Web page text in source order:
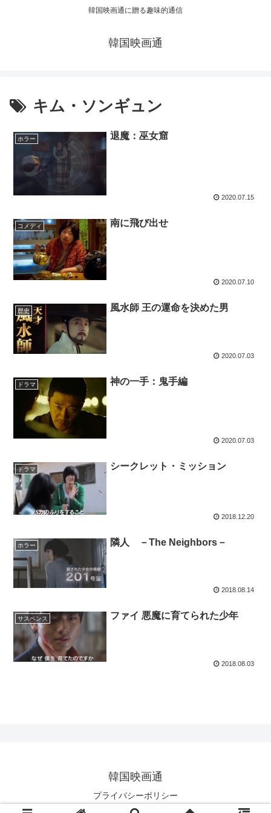
韓国映画通に贈る趣味的通信
韓国映画通
キム・ソンギュン
ホラー 退魔：巫女窟
2020.07.15
コメディ 南に飛び出せ
2020.07.10
歴史 風水師 王の運命を決めた男
2020.07.03
ドラマ 神の一手：鬼手編
2020.07.03
ドラマ シークレット・ミッション
2018.12.20
ホラー 隣人 －The Neighbors－
2018.08.14
サスペンス ファイ 悪魔に育てられた少年
2018.08.03
韓国映画通
プライバシーポリシー